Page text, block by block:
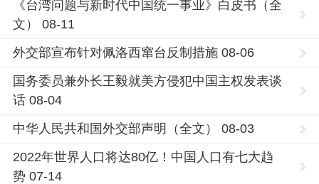
《台湾问题与新时代中国统一事业》白皮书（全
文） 08-11
外交部宣布针对佩洛西窜台反制措施 08-06
国务委员兼外长王毅就美方侵犯中国主权发表谈
话 08-04
中华人民共和国外交部声明（全文） 08-03
2022年世界人口将达80亿！中国人口有七大趋
势 07-14